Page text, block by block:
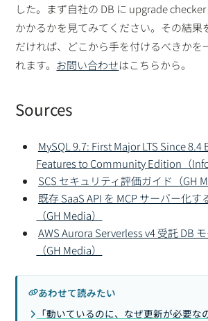
した。まず自社の DB に upgrade
かかるかを見てみてください。その結果
だければ、どこから手を付けるべきかを
れます。 お問い合わせはこちらから。
Sources
MySQL 9.7: First Major LTS Since
Features to Community Edition（
SCS セキュリティ評価ガイド（GH
既存 SaaS API を MCP サーバー化す
（GH Media）
AWS Aurora Serverless v4 受託 DB
（GH Media）
あわせて読みたい
「動いているのに、なぜ更新が必要